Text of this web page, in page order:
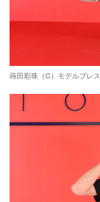
蒔田彩珠（C）モデルプレス